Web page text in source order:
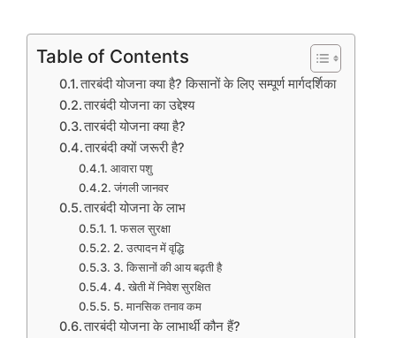
Table of Contents
तारबंदी योजना क्या है? किसानों के लिए सम्पूर्ण मार्गदर्शिका
तारबंदी योजना का उद्देश्य
तारबंदी योजना क्या है?
तारबंदी क्यों जरूरी है?
आवारा पशु
जंगली जानवर
तारबंदी योजना के लाभ
1. फसल सुरक्षा
2. उत्पादन में वृद्धि
3. किसानों की आय बढ़ती है
4. खेती में निवेश सुरक्षित
5. मानसिक तनाव कम
तारबंदी योजना के लाभार्थी कौन हैं?